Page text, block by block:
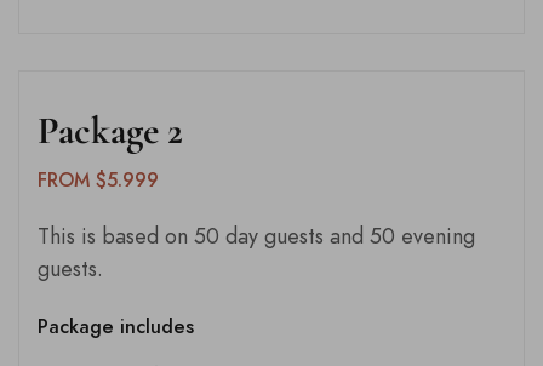
Package 2
FROM $5.999
This is based on 50 day guests and 50 evening
guests.
Package includes